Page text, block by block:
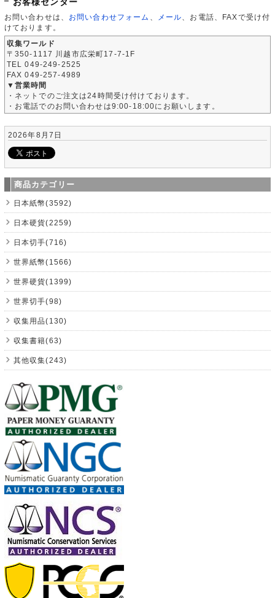
お問い合わせは、 お問い合わせフォーム メール 、お電話、FAXで受け付
けております。
収集ワールド
〒350-1117 川越市広栄町17-7-1F
TEL 049-249-2525
FAX 049-257-4989
▼営業時間
・ネットでのご注文は24時間受け付けております。
・お電話でのお問い合わせは9:00-18:00にお願いします。
2026年8月7日
商品カテゴリー
日本紙幣(3592)
日本硬貨(2259)
日本切手(716)
世界紙幣(1566)
世界硬貨(1399)
世界切手(98)
収集用品(130)
収集書籍(63)
其他収集(243)